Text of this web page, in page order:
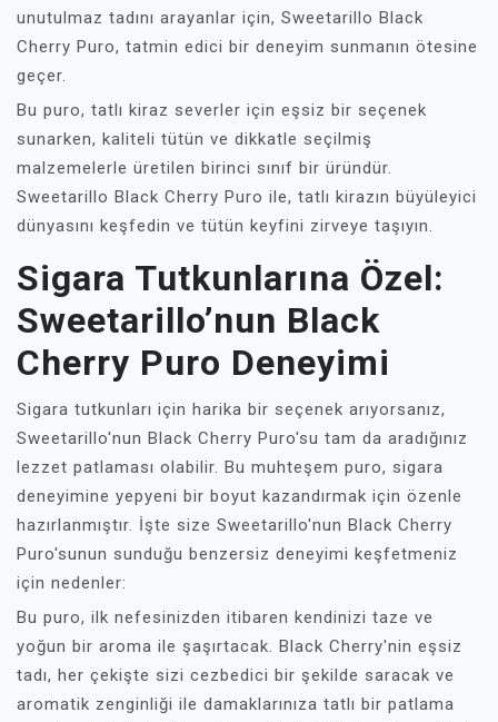
unutulmaz tadını arayanlar için, Sweetarillo Black
Cherry Puro, tatmin edici bir deneyim sunmanın ötesine
geçer.
Bu puro, tatlı kiraz severler için eşsiz bir seçenek
sunarken, kaliteli tütün ve dikkatle seçilmiş
malzemelerle üretilen birinci sınıf bir üründür.
Sweetarillo Black Cherry Puro ile, tatlı kirazın büyüleyici
dünyasını keşfedin ve tütün keyfini zirveye taşıyın.
Sigara Tutkunlarına Özel:
Sweetarillo’nun Black
Cherry Puro Deneyimi
Sigara tutkunları için harika bir seçenek arıyorsanız,
Sweetarillo'nun Black Cherry Puro'su tam da aradığınız
lezzet patlaması olabilir. Bu muhteşem puro, sigara
deneyimine yepyeni bir boyut kazandırmak için özenle
hazırlanmıştır. İşte size Sweetarillo'nun Black Cherry
Puro'sunun sunduğu benzersiz deneyimi keşfetmeniz
için nedenler:
Bu puro, ilk nefesinizden itibaren kendinizi taze ve
yoğun bir aroma ile şaşırtacak. Black Cherry'nin eşsiz
tadı, her çekişte sizi cezbedici bir şekilde saracak ve
aromatik zenginliği ile damaklarınıza tatlı bir patlama